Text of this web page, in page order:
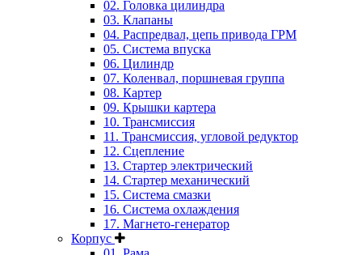
02. Головка цилиндра
03. Клапаны
04. Распредвал, цепь привода ГРМ
05. Система впуска
06. Цилиндр
07. Коленвал, поршневая группа
08. Картер
09. Крышки картера
10. Трансмиссия
11. Трансмиссия, угловой редуктор
12. Сцепление
13. Стартер электрический
14. Стартер механический
15. Система смазки
16. Система охлаждения
17. Магнето-генератор
Корпус